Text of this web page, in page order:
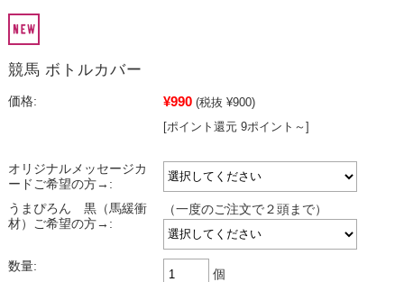
競馬 ボトルカバー
価格: ¥990 (税抜 ¥900)
[ポイント還元 9ポイント～]
オリジナルメッセージカ
ードご希望の方→:
うまぴろん 黒（馬緩衝
材）ご希望の方→:
（一度のご注文で２頭まで）
数量:
個